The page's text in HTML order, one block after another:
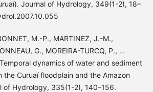
Journal of Hydrology, 349(1-2), 18–
M.-P., MARTINEZ, J.-M.,
G., MOREIRA-TURCQ, P., …
dynamics of water and sediment
the Curuaí floodplain and the Amazon
of Hydrology, 335(1-2), 140–156.